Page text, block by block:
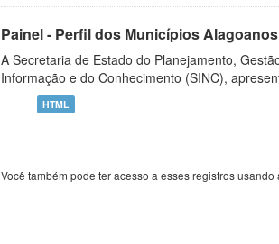
Painel - Perfil dos Municípios Alagoanos
A Secretaria de Estado do Planejamento,
Informação e do Conhecimento (SINC),
HTML
Você também pode ter acesso a esses registros usando